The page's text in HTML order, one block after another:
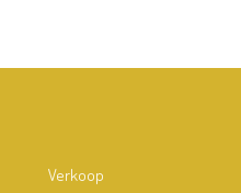
Verkoop